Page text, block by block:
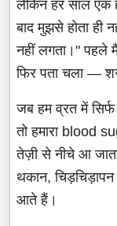
लेकिन हर साल एक
बाद मुझसे होता ही
नहीं लगता।" पहले
फिर पता चला —
जब हम व्रत में
तो हमारा blood
तेज़ी से नीचे आ
थकान,
आते हैं।